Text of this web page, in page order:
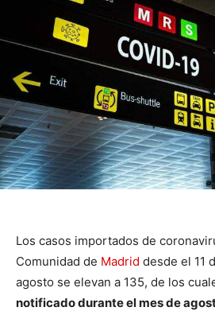
Los casos importados de
Comunidad de Madrid desde el 11
agosto se elevan a 135, de los
notificado durante el mes de